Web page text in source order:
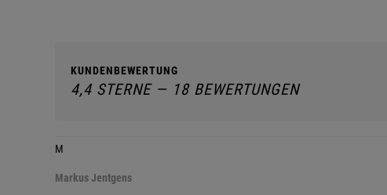
KUNDENBEWERTUNG
4,4 STERNE — 18 BEWERTUNGEN
M
Markus Jentgens